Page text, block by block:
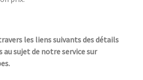
les liens suivants des détails
sujet de notre service sur